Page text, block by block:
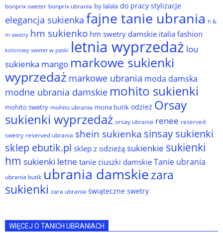
bonprix sweter bonprix ubrania by lalala do pracy stylizacje
elegancja sukienka fajne tanie ubrania h &
m swetry hm sukienko hm swetry damskie italia fashion
kolorowy sweter w paski letnia wyprzedaż lou
sukienka mango markowe sukienki
wyprzedaż markowe ubrania moda damska
modne ubrania damskie mohito sukienki
mohito swetry mohito ubrania mona butik odzież Orsay
sukienki wyprzedaż orsay ubrania renee reserved
swetry reserved ubrania shein sukienka sinsay sukienki
sklep ebutik.pl sklep z odzieżą sukienkie sukienki
hm sukienki letne tanie ciuszki damskie Tanie ubrania
ubrania butik ubrania damskiezara
sukienki zara ubrania świąteczne swetry
WIĘCEJ O TANICH UBRANIACH